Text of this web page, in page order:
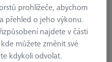
prohlížeče, abychom
přehled o jeho výkonu.
najdete v části
můžete změnit své
kdykoli odvolat.